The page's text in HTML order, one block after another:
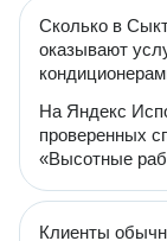
Сколько в
оказывают
На Яндекс
проверенных
«Высотные
Клиенты